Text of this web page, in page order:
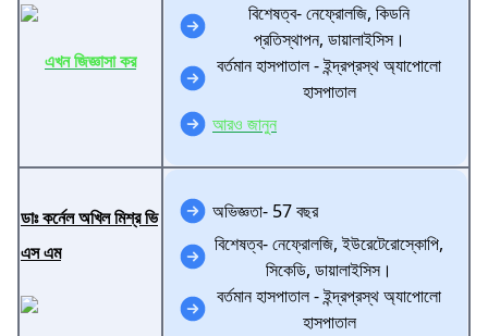
এখন জিজ্ঞাসা কর
বিশেষত্ব- নেফ্রোলজি, কিডনি
প্রতিস্থাপন, ডায়ালাইসিস।
বর্তমান হাসপাতাল - ইন্দ্রপ্রস্থ অ্যাপোলো
হাসপাতাল
আরও জানুন
ডাঃ কর্নেল অখিল মিশ্র ভি
এস এম
অভিজ্ঞতা- 57 বছর
বিশেষত্ব- নেফ্রোলজি, ইউরেটেরোস্কোপি,
সিকেডি, ডায়ালাইসিস।
বর্তমান হাসপাতাল - ইন্দ্রপ্রস্থ অ্যাপোলো
হাসপাতাল